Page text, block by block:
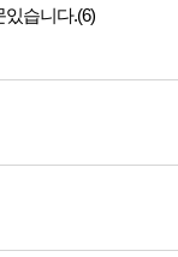
습니다.(6)